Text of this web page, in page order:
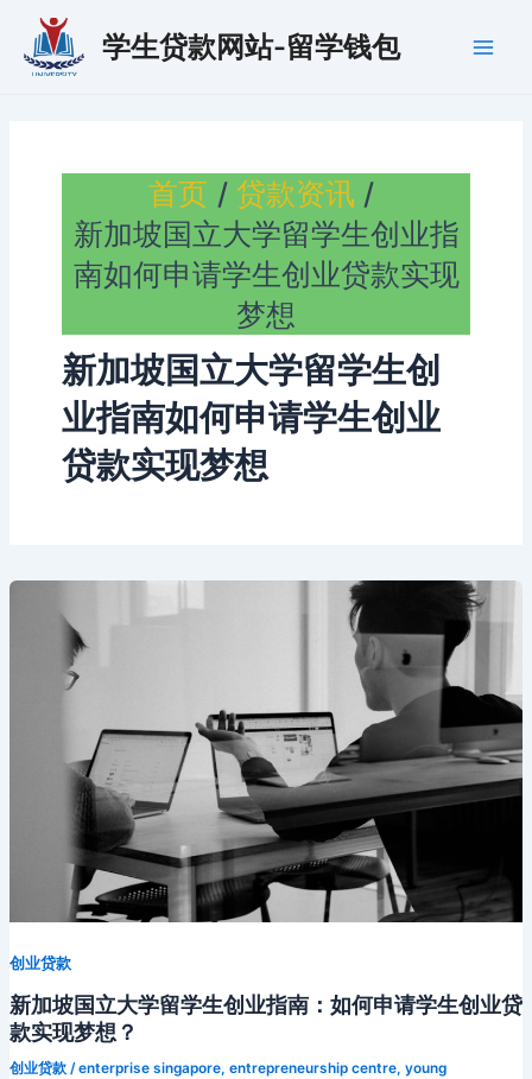
学生贷款网站-留学钱包
首页
贷款资讯
新加坡国立大学留学生创业指
南如何申请学生创业贷款实现
梦想
新加坡国立大学留学生创
业指南如何申请学生创业
贷款实现梦想
创业贷款
新加坡国立大学留学生创业指南：如何申请学生创业贷
款实现梦想？
创业贷款/enterprise singapore, entrepreneurship centre, young